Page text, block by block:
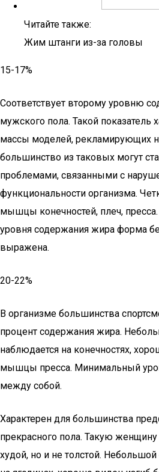
Читайте также:
Жим штанги из-за головы
15-17%
Соответствует второму уровню
мужского пола. Такой показатель
массы моделей, рекламирующих
большинство из таковых могут
проблемами, связанными с
функциональности организма.
мышцы конечностей, плеч,
уровня содержания жира форма
выражена.
20-22%
В организме большинства
процент содержания жира.
наблюдается на конечностях,
мышцы пресса. Минимальный
между собой.
Характерен для большинства
прекрасного пола. Такую
худой, но и не толстой. Небольшой